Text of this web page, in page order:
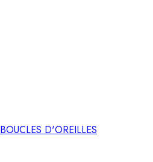
BOUCLES D'OREILLES